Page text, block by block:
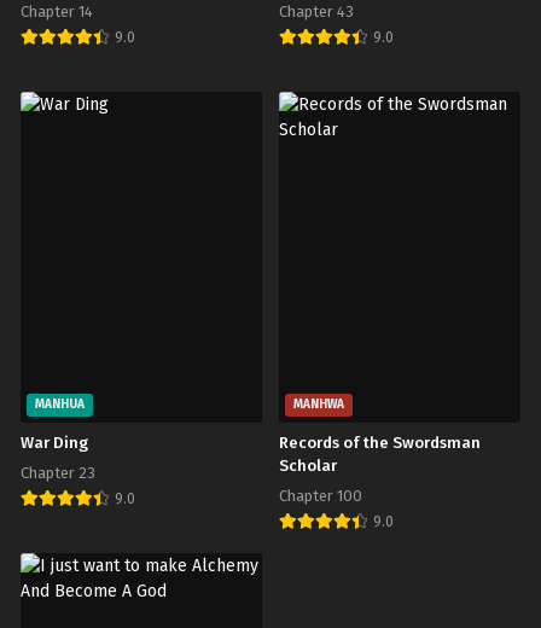
Chapter 14
9.0
Chapter 43
9.0
MANHUA
War Ding
Chapter 23
9.0
MANHWA
Records of the Swordsman
Scholar
Chapter 100
9.0